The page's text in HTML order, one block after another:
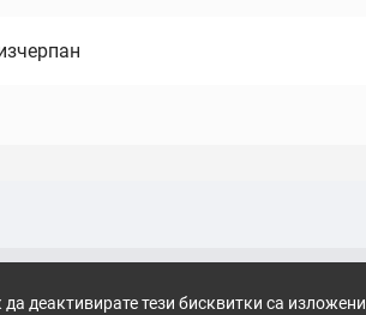
деактивирате тези бисквитки са изложени